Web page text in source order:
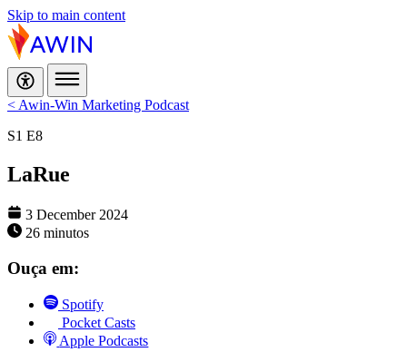
Skip to main content
< Awin-Win Marketing Podcast
S1 E8
LaRue
3 December 2024
26 minutos
Ouça em:
Spotify
Pocket Casts
Apple Podcasts